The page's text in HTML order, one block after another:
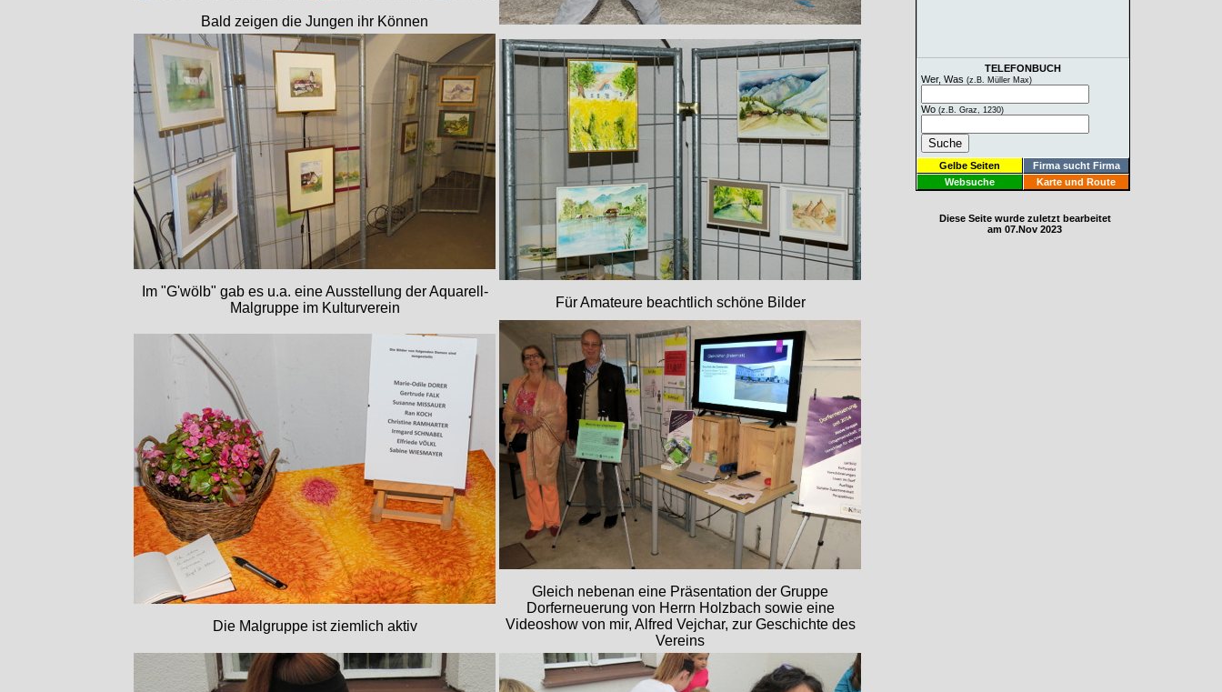
Bald zeigen die Jungen ihr Können
Im "G'wölb" gab es u.a. eine Ausstellung der Aquarell-
Malgruppe im Kulturverein
Für Amateure beachtlich schöne Bilder
Die Malgruppe ist ziemlich aktiv
Gleich nebenan eine Präsentation der Gruppe
Dorferneuerung von Herrn Holzbach sowie eine
Videoshow von mir, Alfred Vejchar, zur Geschichte des
Vereins
TELEFONBUCH
Wer, Was (z.B. Müller Max)
Wo (z.B. Graz, 1230)
Gelbe Seiten
Firma sucht Firma
Websuche
Karte und Route
Diese Seite wurde zuletzt bearbeitet
am 07.Nov 2023